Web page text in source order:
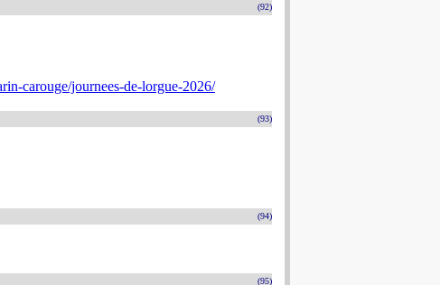
(92)
carouge/journees-de-lorgue-2026/
(93)
(94)
(95)